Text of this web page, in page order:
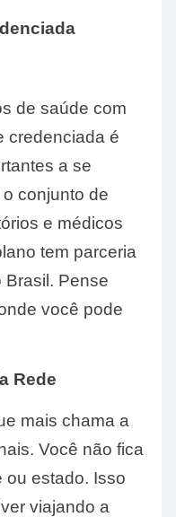
de saúde com
credenciada é
a se
conjunto de
e médicos
tem parceria
Brasil. Pense
você pode
Rede
mais chama a
Você não fica
ou estado. Isso
viajando a